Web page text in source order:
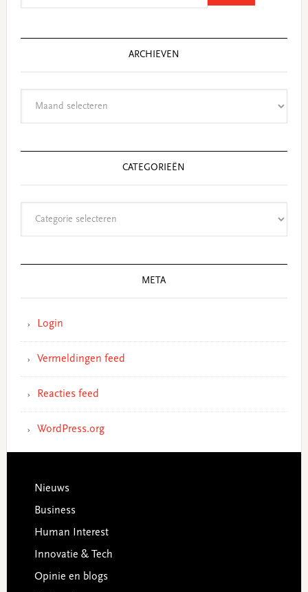
ARCHIEVEN
CATEGORIEËN
META
Login
Vermeldingen feed
Reacties feed
WordPress.org
Footer
Nieuws
Business
Human Interest
Innovatie & Tech
Opinie en blogs